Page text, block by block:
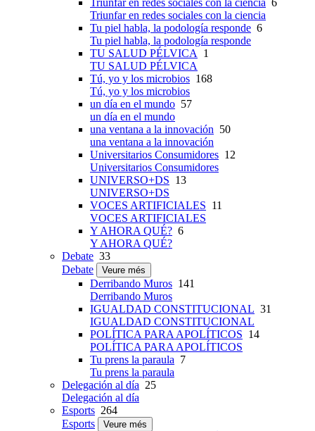
Triunfar en redes sociales con la ciencia 6
Triunfar en redes sociales con la ciencia
Tu piel habla, la podología responde 6
Tu piel habla, la podología responde
TU SALUD PÉLVICA
1
TU SALUD PÉLVICA
Tú, yo y los microbios 168
Tú, yo y los microbios
un día en el mundo 57
un día en el mundo
una ventana a la innovación 50
una ventana a la innovación
Universitarios Consumidores 12
Universitarios Consumidores
UNIVERSO+DS 13
UNIVERSO+DS
VOCES ARTIFICIALES 11
VOCES ARTIFICIALES
Y AHORA QUÉ? 6
Y AHORA QUÉ?
Debate 33
Debate
Veure més
Derribando Muros 141
Derribando Muros
IGUALDAD CONSTITUCIONAL 31
IGUALDAD CONSTITUCIONAL
POLÍTICA PARA APOLÍTICOS 14
POLÍTICA PARA APOLÍTICOS
Tu prens la paraula 7
Tu prens la paraula
Delegación al día 25
Delegación al día
Esports 264
Esports
Veure més